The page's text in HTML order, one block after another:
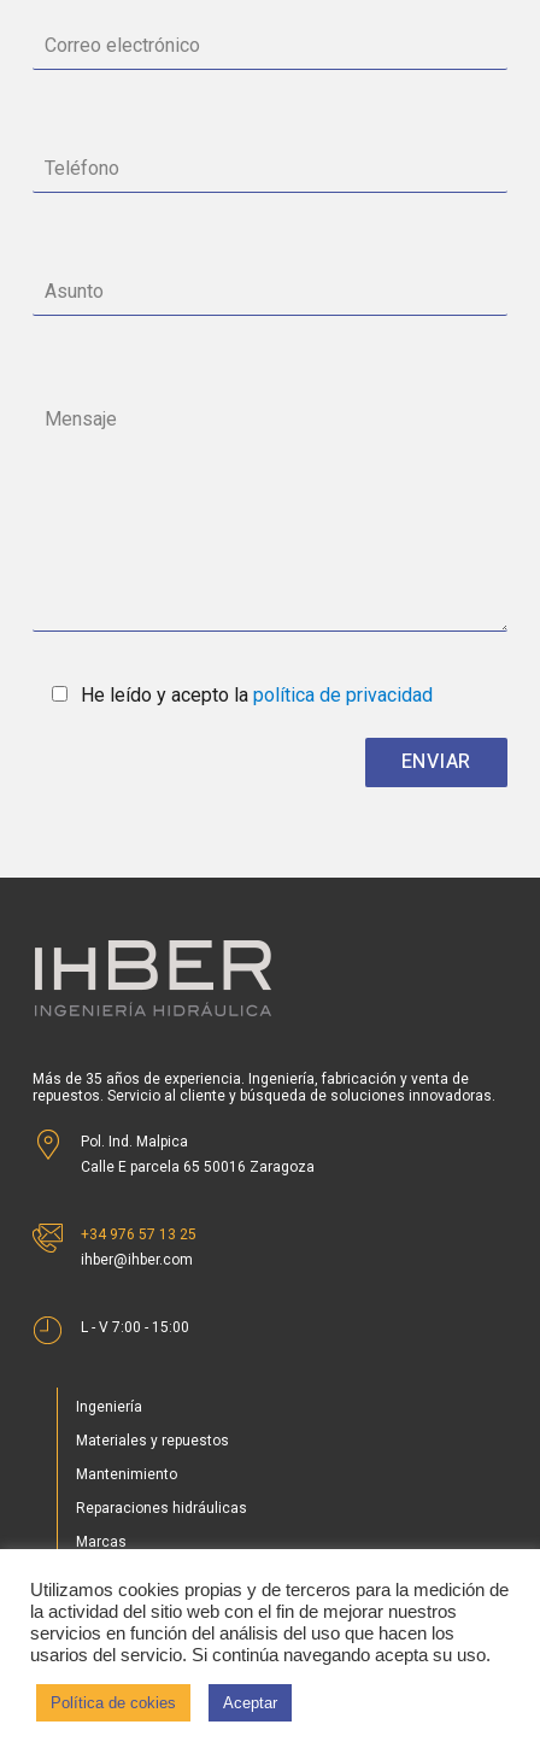
He leído y acepto la política de privacidad
Más de 35 años de experiencia. Ingeniería, fabricación y venta de
repuestos. Servicio al cliente y búsqueda de soluciones innovadoras.
Pol. Ind. Malpica
Calle E parcela 65 50016 Zaragoza
+34 976 57 13 25
ihber@ihber.com
L - V 7:00 - 15:00
Ingeniería
Materiales y repuestos
Mantenimiento
Reparaciones hidráulicas
Marcas
Tienda
Noticias
Utilizamos cookies propias y de terceros para la medición de
la actividad del sitio web con el fin de mejorar nuestros
servicios en función del análisis del uso que hacen los
usarios del servicio. Si continúa navegando acepta su uso.
Política de cokies Aceptar